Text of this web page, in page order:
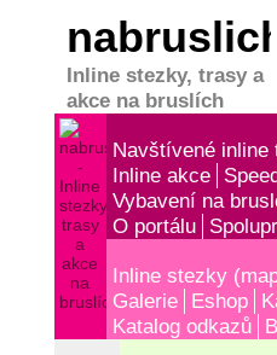
Inline stezky, trasy a
akce na bruslích
Navštívené inline
Inline akce
Vybavení na
O portálu
Inline stezky
Galerie
Eshop
Katalog odkazů